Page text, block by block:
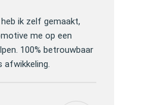
ik zelf gemaakt,
me op een
100% betrouwbaar
afwikkeling.